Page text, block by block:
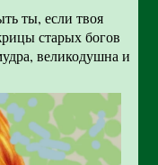
ты, если твоя
старых богов
великодушна и